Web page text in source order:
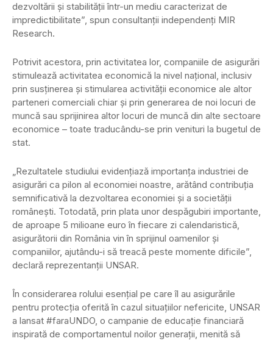
dezvoltării şi stabilităţii într-un mediu caracterizat de
impredictibilitate”, spun consultanţii independenţi MIR
Research.
Potrivit acestora, prin activitatea lor, companiile de asigurări
stimulează activitatea economică la nivel naţional, inclusiv
prin susţinerea şi stimularea activităţii economice ale altor
parteneri comerciali chiar şi prin generarea de noi locuri de
muncă sau sprijinirea altor locuri de muncă din alte sectoare
economice – toate traducându-se prin venituri la bugetul de
stat.
„Rezultatele studiului evidenţiază importanţa industriei de
asigurări ca pilon al economiei noastre, arătând contribuţia
semnificativă la dezvoltarea economiei şi a societăţii
româneşti. Totodată, prin plata unor despăgubiri importante,
de aproape 5 milioane euro în fiecare zi calendaristică,
asigurătorii din România vin în sprijinul oamenilor şi
companiilor, ajutându-i să treacă peste momente dificile”,
declară reprezentanţii UNSAR.
În considerarea rolului esenţial pe care îl au asigurările
pentru protecţia oferită în cazul situaţiilor nefericite, UNSAR
a lansat #faraUNDO, o campanie de educaţie financiară
inspirată de comportamentul noilor generaţii, menită să